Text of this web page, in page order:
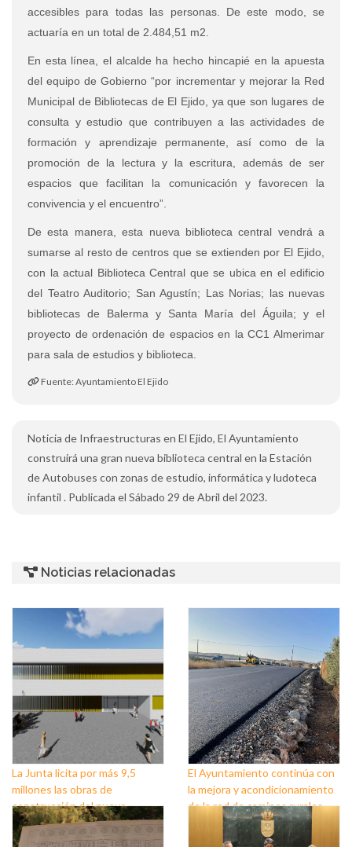
accesibles para todas las personas. De este modo, se
actuaría en un total de 2.484,51 m2.
En esta línea, el alcalde ha hecho hincapié en la apuesta
del equipo de Gobierno “por incrementar y mejorar la Red
Municipal de Bibliotecas de El Ejido, ya que son lugares de
consulta y estudio que contribuyen a las actividades de
formación y aprendizaje permanente, así como de la
promoción de la lectura y la escritura, además de ser
espacios que facilitan la comunicación y favorecen la
convivencia y el encuentro”.
De esta manera, esta nueva biblioteca central vendrá a
sumarse al resto de centros que se extienden por El Ejido,
con la actual Biblioteca Central que se ubica en el edificio
del Teatro Auditorio; San Agustín; Las Norias; las nuevas
bibliotecas de Balerma y Santa María del Águila; y el
proyecto de ordenación de espacios en la CC1 Almerimar
para sala de estudios y biblioteca.
Fuente: Ayuntamiento El Ejido
Noticia de Infraestructuras en El Ejido, El Ayuntamiento
construirá una gran nueva biblioteca central en la Estación
de Autobuses con zonas de estudio, informática y ludoteca
infantil . Publicada el Sábado 29 de Abril del 2023.
Noticias relacionadas
La Junta licita por más 9,5
millones las obras de
construcción del nuevo
instituto de Almerimar en El
Ejido
El Ayuntamiento continúa con
la mejora y acondicionamiento
de la red de caminos rurales